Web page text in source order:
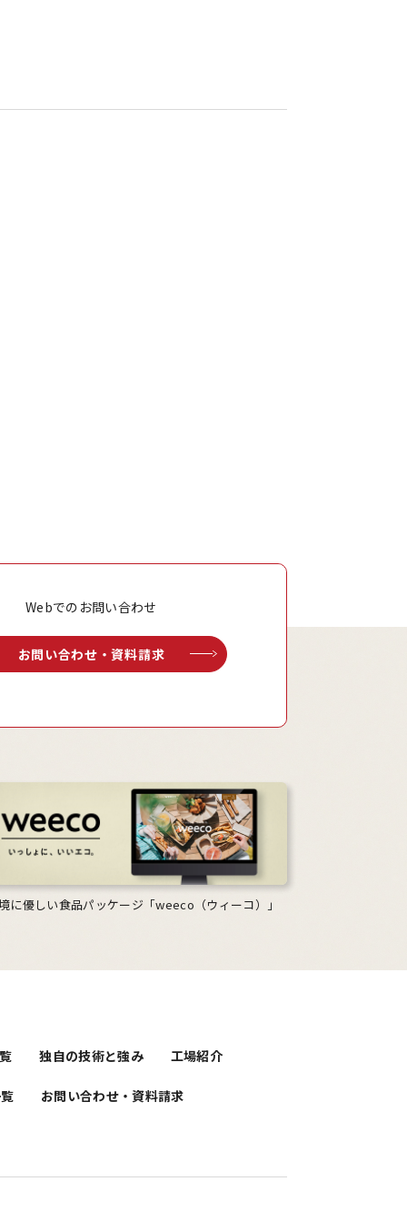
Webでのお問い合わせ
お問い合わせ・資料請求
に優しい食品パッケージ「weeco（ウィーコ）」
独自の技術と強み 工場紹介
お問い合わせ・資料請求